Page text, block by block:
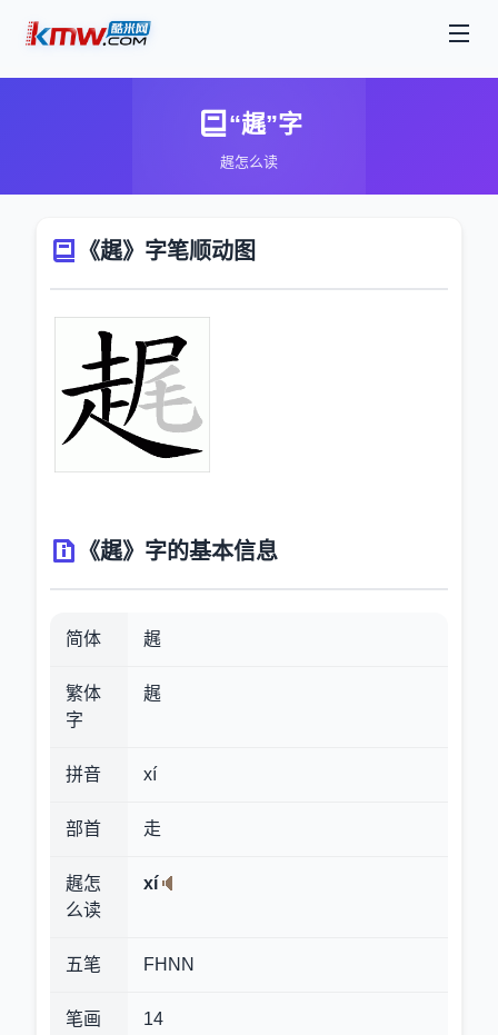
“趘”字
趘怎么读
《趘》字笔顺动图
《趘》字的基本信息
简体 趘
繁体
字
趘
拼音 xí
部首 走
趘怎
么读
xí
五笔 FHNN
笔画
14